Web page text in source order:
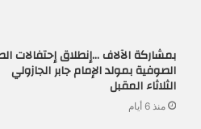
بمشاركة الآلاف …إنطلاق إحتفالات
الصوفية بمولد الإمام جابر الجازولي
الثلاثاء المقبل
منذ 6 أيام